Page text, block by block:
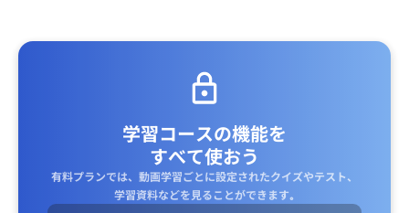
学習コースの機能を
すべて使おう
有料プランでは、動画学習ごとに設定されたクイズやテスト、
学習資料などを見ることができます｡